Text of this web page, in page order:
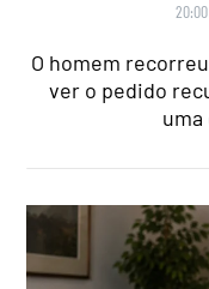
O homem
ver o pedido